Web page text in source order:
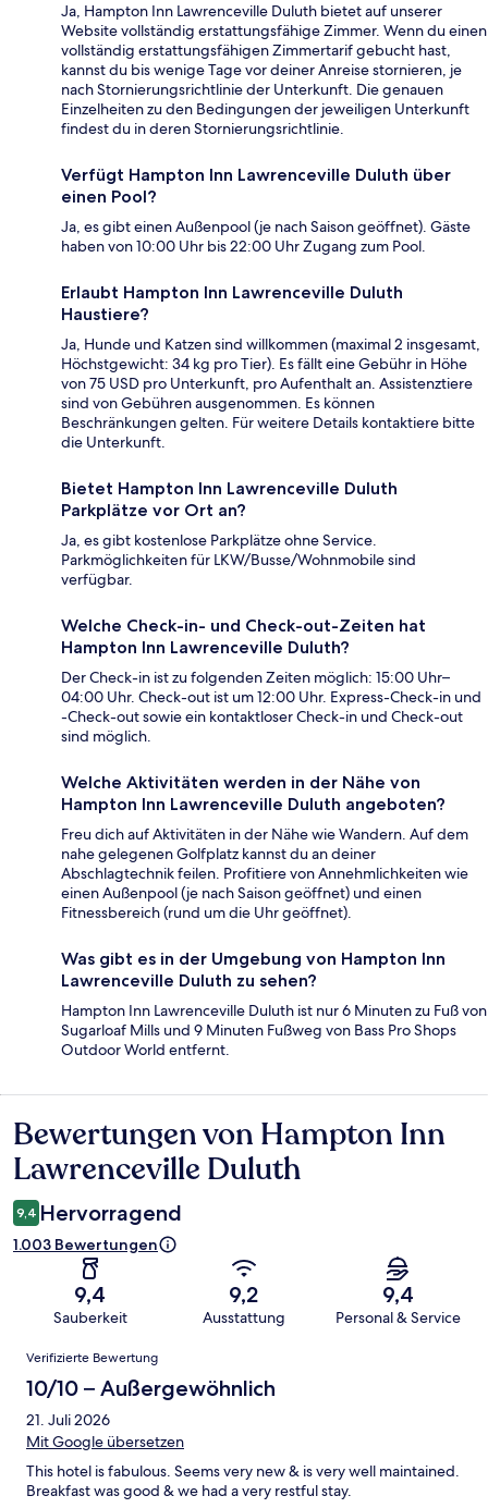
Ja, Hampton Inn Lawrenceville Duluth bietet auf unserer
Website vollständig erstattungsfähige Zimmer. Wenn du einen
vollständig erstattungsfähigen Zimmertarif gebucht hast,
kannst du bis wenige Tage vor deiner Anreise stornieren, je
nach Stornierungsrichtlinie der Unterkunft. Die genauen
Einzelheiten zu den Bedingungen der jeweiligen Unterkunft
findest du in deren Stornierungsrichtlinie.
Verfügt Hampton Inn Lawrenceville Duluth über
einen Pool?
Ja, es gibt einen Außenpool (je nach Saison geöffnet). Gäste
haben von 10:00 Uhr bis 22:00 Uhr Zugang zum Pool.
Erlaubt Hampton Inn Lawrenceville Duluth
Haustiere?
Ja, Hunde und Katzen sind willkommen (maximal 2 insgesamt,
Höchstgewicht: 34 kg pro Tier). Es fällt eine Gebühr in Höhe
von 75 USD pro Unterkunft, pro Aufenthalt an. Assistenztiere
sind von Gebühren ausgenommen. Es können
Beschränkungen gelten. Für weitere Details kontaktiere bitte
die Unterkunft.
Bietet Hampton Inn Lawrenceville Duluth
Parkplätze vor Ort an?
Ja, es gibt kostenlose Parkplätze ohne Service.
Parkmöglichkeiten für LKW/Busse/Wohnmobile sind
verfügbar.
Welche Check-in- und Check-out-Zeiten hat
Hampton Inn Lawrenceville Duluth?
Der Check-in ist zu folgenden Zeiten möglich: 15:00 Uhr–
04:00 Uhr. Check-out ist um 12:00 Uhr. Express-Check-in und
-Check-out sowie ein kontaktloser Check-in und Check-out
sind möglich.
Welche Aktivitäten werden in der Nähe von
Hampton Inn Lawrenceville Duluth angeboten?
Freu dich auf Aktivitäten in der Nähe wie Wandern. Auf dem
nahe gelegenen Golfplatz kannst du an deiner
Abschlagtechnik feilen. Profitiere von Annehmlichkeiten wie
einen Außenpool (je nach Saison geöffnet) und einen
Fitnessbereich (rund um die Uhr geöffnet).
Was gibt es in der Umgebung von Hampton Inn
Lawrenceville Duluth zu sehen?
Hampton Inn Lawrenceville Duluth ist nur 6 Minuten zu Fuß von
Sugarloaf Mills und 9 Minuten Fußweg von Bass Pro Shops
Outdoor World entfernt.
Bewertungen
Bewertungen von Hampton Inn
Lawrenceville Duluth
9,4 Hervorragend
1.003 Bewertungen
9,4
Sauberkeit
9,2
Ausstattung
9,4
Personal & Service
Bewertungen
Verifizierte Bewertung
10/10 – Außergewöhnlich
21. Juli 2026
Mit Google übersetzen
This hotel is fabulous. Seems very new & is very well maintained.
Breakfast was good & we had a very restful stay.